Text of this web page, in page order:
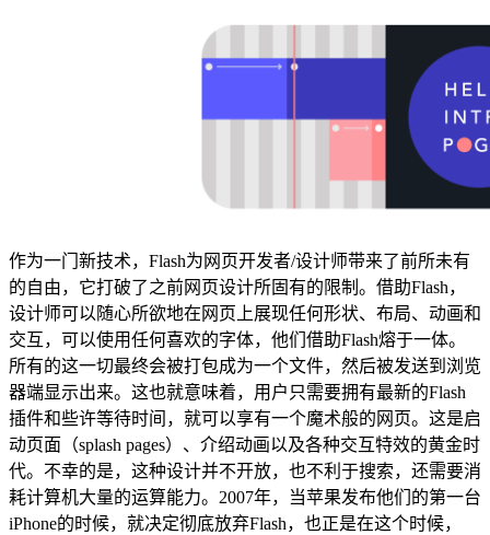
作为一门新技术，Flash为网页开发者/设计师带来了前所未有
的自由，它打破了之前网页设计所固有的限制。借助Flash，
设计师可以随心所欲地在网页上展现任何形状、布局、动画和
交互，可以使用任何喜欢的字体，他们借助Flash熔于一体。
所有的这一切最终会被打包成为一个文件，然后被发送到浏览
器端显示出来。这也就意味着，用户只需要拥有最新的Flash
插件和些许等待时间，就可以享有一个魔术般的网页。这是启
动页面（splash pages）、介绍动画以及各种交互特效的黄金时
代。不幸的是，这种设计并不开放，也不利于搜索，还需要消
耗计算机大量的运算能力。2007年，当苹果发布他们的第一台
iPhone的时候，就决定彻底放弃Flash，也正是在这个时候，